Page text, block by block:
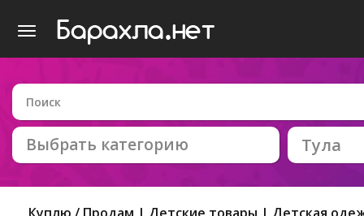
Выбрать категорию Тула